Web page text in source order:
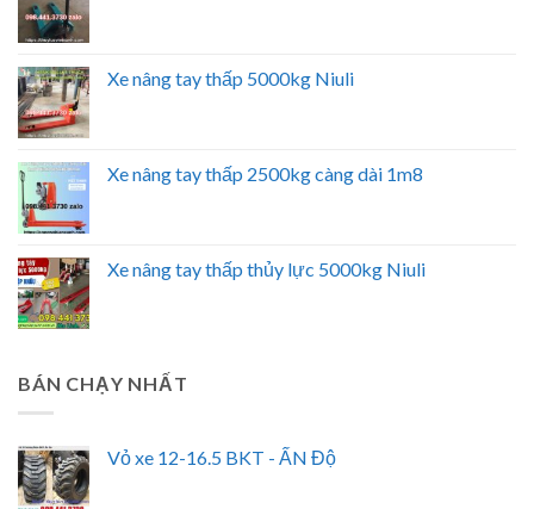
Xe nâng tay thấp 5000kg Niuli
Xe nâng tay thấp 2500kg càng dài 1m8
Xe nâng tay thấp thủy lực 5000kg Niuli
BÁN CHẠY NHẤT
Vỏ xe 12-16.5 BKT - ẤN Độ